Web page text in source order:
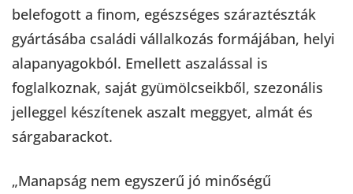
belefogott a finom, egészséges száraztészták
gyártásába családi vállalkozás formájában, helyi
alapanyagokból. Emellett aszalással is
foglalkoznak, saját gyümölcseikből, szezonális
jelleggel készítenek aszalt meggyet, almát és
sárgabarackot.
„Manapság nem egyszerű jó minőségű